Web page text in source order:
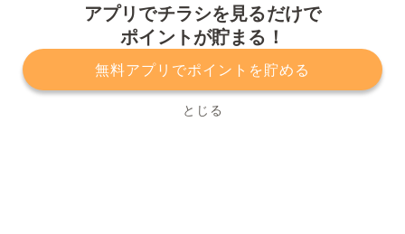
アプリでチラシを見るだけで
ポイントが貯まる！
無料アプリでポイントを貯める
とじる
プライバシーポリシー 利用規約
運営会社
サービスに関してのお問い合わせ